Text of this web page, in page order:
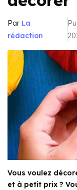
Par La
rédaction
Vous voulez
et à petit prix ?